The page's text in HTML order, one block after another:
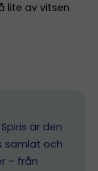
lite av vitsen
är den
samlat och
– från